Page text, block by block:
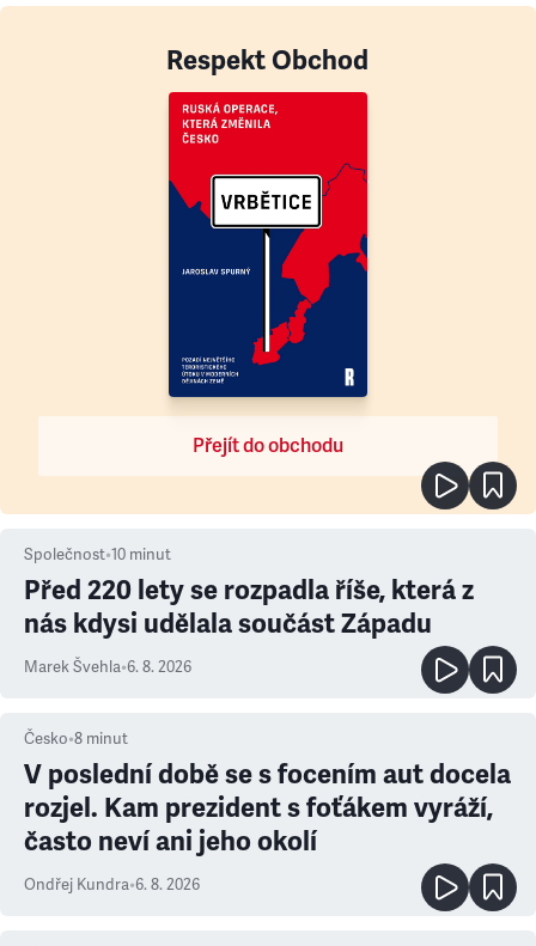
Respekt Obchod
Přejít do obchodu
Společnost•10 minut
Před 220 lety se rozpadla říše, která z
nás kdysi udělala součást Západu
Marek Švehla•6. 8. 2026
Česko•8 minut
V poslední době se s focením aut docela
rozjel. Kam prezident s foťákem vyráží,
často neví ani jeho okolí
Ondřej Kundra•6. 8. 2026